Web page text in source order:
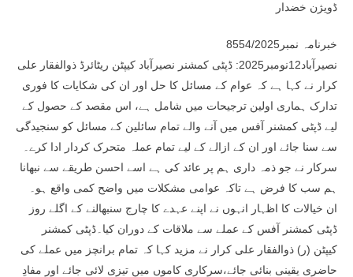
ڈویژن خضدار
خبرنامہ نمبر8554/2025
نصیرآباد12نومبر2025: ڈپٹی کمشنر نصیرآباد کیپٹن ریٹائرڈ ذوالفقار علی
کرار نے کہا ہے کہ عوام کے مسائل کا حل اور ان کی شکایات کا فوری
تدارک ہماری اولین ترجیحات میں شامل ہے، اس مقصد کے حصول کے
لیے ڈپٹی کمشنر آفس میں آنے والے تمام سائلین کے مسائل کو سنجیدگی
سے سنا جائے اور ان کے ازالے کے لیے تمام عملہ متحرک کردار ادا کرے۔
سرکار نے جو ذمہ داری ہم پر عائد کی ہے اسے احسن طریقے سے نبھانا
ہم سب کا فرض ہے تاکہ عوامی مشکلات میں واضح کمی واقع ہو۔
ان خیالات کا اظہار انہوں نے اپنے عہدے کا چارج سنبھالنے کے اگلے روز
ڈپٹی کمشنر آفس کے عملے سے ملاقات کے دوران کیا۔ڈپٹی کمشنر
کیپٹن (ر) ذوالفقار علی کرار نے مزید کہا کہ تمام برانچز میں عملے کی
حاضری یقینی بنائی جائے،سرکاری کاموں میں تیزی لائی جائے اور مفادِ